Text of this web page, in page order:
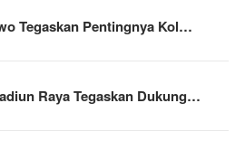
Tegaskan Pentingnya Kol…
Raya Tegaskan Dukung…